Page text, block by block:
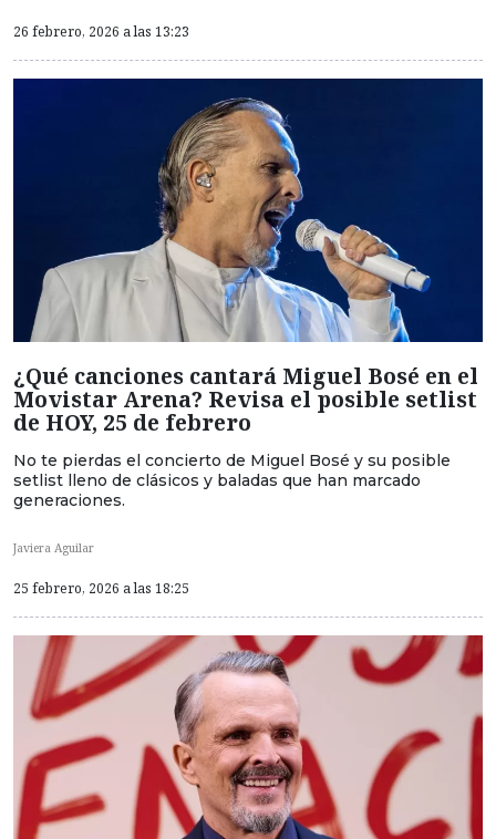
26 febrero, 2026 a las 13:23
¿Qué canciones cantará Miguel Bosé en el
Movistar Arena? Revisa el posible setlist
de HOY, 25 de febrero
No te pierdas el concierto de Miguel Bosé y su posible
setlist lleno de clásicos y baladas que han marcado
generaciones.
Javiera Aguilar
25 febrero, 2026 a las 18:25